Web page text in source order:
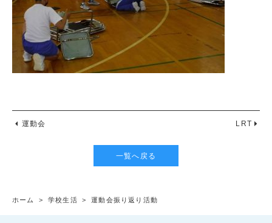
運動会 LRT
一覧へ戻る
ホーム > 学校生活 > 運動会振り返り活動